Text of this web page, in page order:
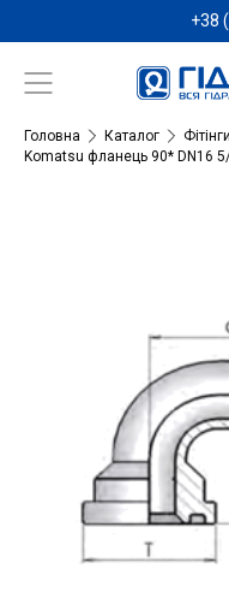
+38
Головна Каталог Фітінги
Komatsu фланець 90* DN16